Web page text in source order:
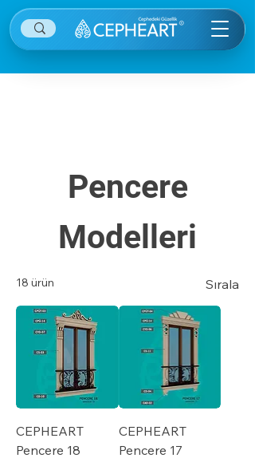
Pencere
Modelleri
18 ürün Sırala
CEPHEART
Pencere 18
CEPHEART
Pencere 17